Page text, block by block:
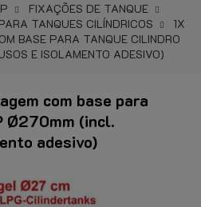
FIXAÇÕES DE TANQUE
TANQUES CILÍNDRICOS
1X
BASE PARA TANQUE CILINDRO
E ISOLAMENTO ADESIVO)
com base para
Ø270mm (incl.
adesivo)